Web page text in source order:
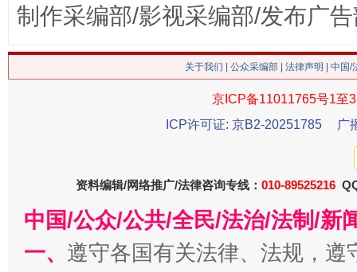
在谋一域中谋全局
今
制作采编部/影视采编部/发布广
关于我们 公众采编部 法律声明 | 中国
京ICP备11011765号1至
ICP许可证: 京B2-20251785
广
资料编辑/网络推广/法律咨询专线： 010-89525216
中国/公众/公共/全民/法治/法制/新
一、 遵守各国有关法律、法规，